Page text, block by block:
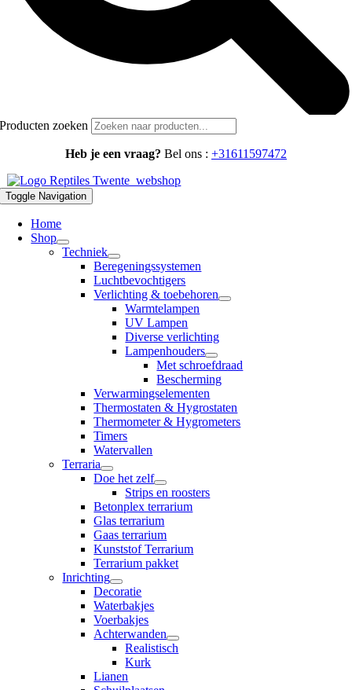
Producten zoeken
Heb je een vraag? Bel ons : +31611597472
Toggle Navigation
Home
Shop
Techniek
Beregeningssystemen
Luchtbevochtigers
Verlichting & toebehoren
Warmtelampen
UV Lampen
Diverse verlichting
Lampenhouders
Met schroefdraad
Bescherming
Verwarmingselementen
Thermostaten & Hygrostaten
Thermometer & Hygrometers
Timers
Watervallen
Terraria
Doe het zelf
Strips en roosters
Betonplex terrarium
Glas terrarium
Gaas terrarium
Kunststof Terrarium
Terrarium pakket
Inrichting
Decoratie
Waterbakjes
Voerbakjes
Achterwanden
Realistisch
Kurk
Lianen